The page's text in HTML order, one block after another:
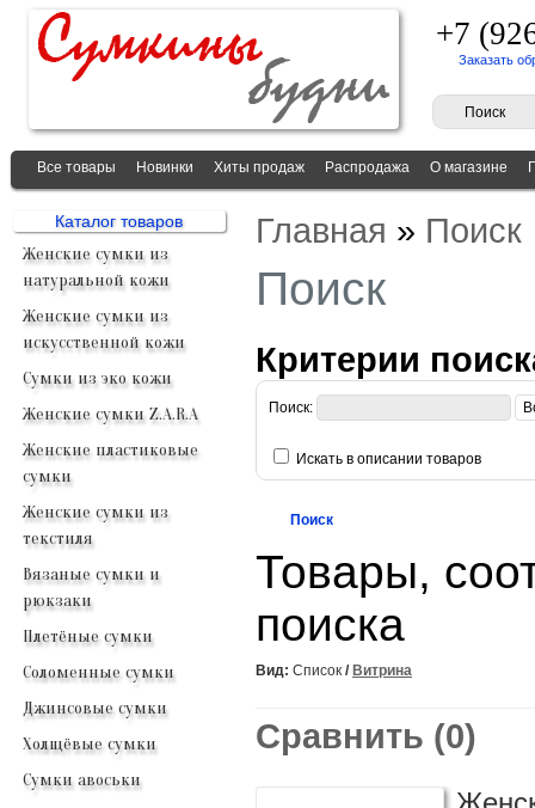
+7
Заказать
Все товары Новинки Хиты продаж Распродажа О магазине
Каталог товаров
Женские сумки из
натуральной кожи
Женские сумки из
искусственной кожи
Сумки из эко кожи
Женские сумки Z.A.R.A
Женские пластиковые
сумки
Женские сумки из
текстиля
Вязаные сумки и
рюкзаки
Плетёные сумки
Соломенные сумки
Джинсовые сумки
Холщёвые сумки
Сумки авоськи
Главная » Поиск
Поиск
Критерии
Поиск:
Искать в описании товаров
Товары,
поиска
Вид: Список / Витрина
Сравнить (0)